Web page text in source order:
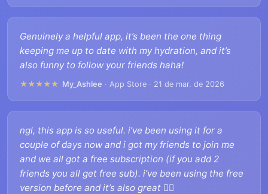
Genuinely a helpful app, it’s been the one thing
keeping me up to date with my hydration, and it’s
also funny to follow your friends haha!
★★★★★ My_Ashlee · App Store · 21 de mar. de 2026
ngl, this app is so useful. i’ve been using it for a
couple of days now and i got my friends to join me
and we all got a free subscription (if you add 2
friends you all get free sub). i’ve been using the free
version before and it’s also great 👯‍♂️